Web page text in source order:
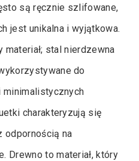
są ręcznie szlifowane,
jest unikalna i wyjątkowa.
stal nierdzewna
do
minimalistycznych
charakteryzują się
odpornością na
Drewno to materiał, który